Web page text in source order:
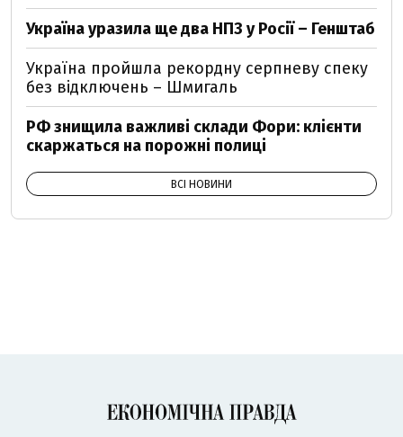
Україна уразила ще два НПЗ у Росії – Генштаб
Україна пройшла рекордну серпневу спеку
без відключень – Шмигаль
РФ знищила важливі склади Фори: клієнти
скаржаться на порожні полиці
ВСІ НОВИНИ